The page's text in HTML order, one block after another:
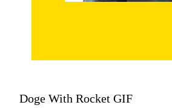
Doge With Rocket GIF